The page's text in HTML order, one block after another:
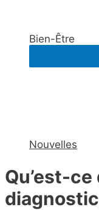
Bien-Être
Nouvelles
Qu’est-